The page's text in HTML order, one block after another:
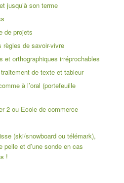
jusqu’à son terme
de projets
règles de savoir-vivre
et orthographiques irréprochables
de texte et tableur
à l’oral (portefeuille
2 ou Ecole de commerce
(ski/snowboard ou télémark),
pelle et d’une sonde en cas
!